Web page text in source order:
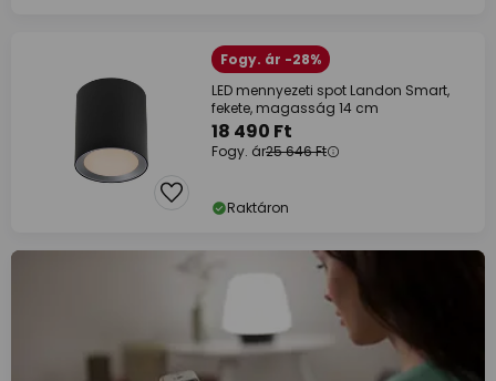
Fogy. ár -28%
LED mennyezeti spot Landon Smart,
fekete, magasság 14 cm
18 490 Ft
Fogy. ár25 646 Ft
Raktáron